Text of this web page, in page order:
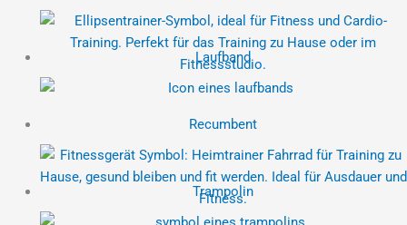
Laufband
Recumbent
Trampolin